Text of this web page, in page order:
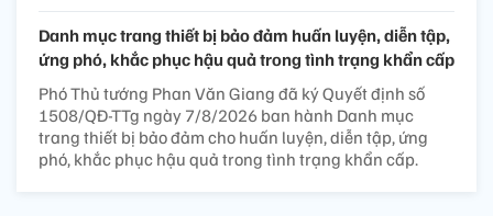
Danh mục trang thiết bị bảo đảm huấn luyện, diễn tập,
ứng phó, khắc phục hậu quả trong tình trạng khẩn cấp
Phó Thủ tướng Phan Văn Giang đã ký Quyết định số
1508/QĐ-TTg ngày 7/8/2026 ban hành Danh mục
trang thiết bị bảo đảm cho huấn luyện, diễn tập, ứng
phó, khắc phục hậu quả trong tình trạng khẩn cấp.